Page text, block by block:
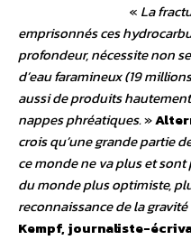
« La
emprisonnés ces
profondeur, nécessite non
d’eau faramineux (19
aussi de produits
nappes phréatiques.»
crois qu’une grande partie
ce monde ne va plus et
du monde plus optimiste,
reconnaissance de la
Kempf, journaliste-